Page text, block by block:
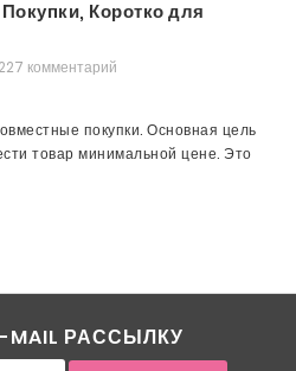
Коротко для
227 комментарий
покупки. Основная цель
товар минимальной цене. Это
РАССЫЛКУ